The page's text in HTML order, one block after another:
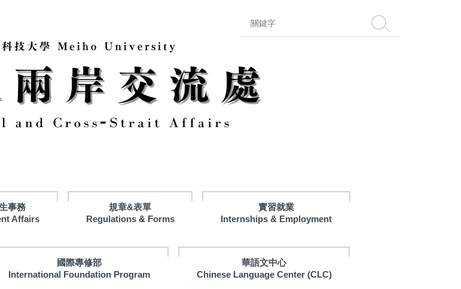
搜尋
事務
Affairs
規章&表單
Regulations & Forms
實習就業
Internships & Employment
國際專修部
International Foundation Program
華語文中心
Chinese Language Center (CLC)